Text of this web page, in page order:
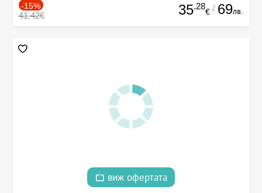
-15%
41.42€ 35.28
€ / 69лв.
виж офертата